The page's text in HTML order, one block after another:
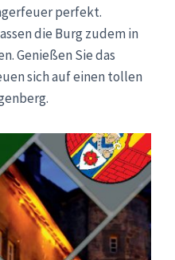
perfekt.
die Burg zudem in
Genießen Sie das
sich auf einen tollen